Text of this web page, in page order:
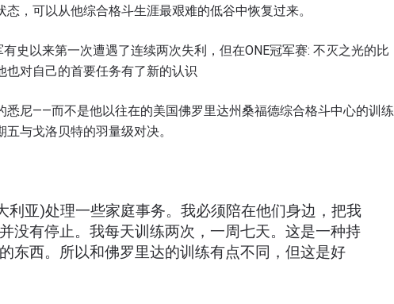
态，可以从他综合格斗生涯最艰难的低谷中恢复过来。
史以来第一次遭遇了连续两次失利，但在ONE冠军赛: 不灭之光的比
也对自己的首要任务有了新的认识
悉尼——而不是他以往在的美国佛罗里达州桑福德综合格斗中心的训练
与戈洛贝特的羽量级对决。
利亚)处理一些家庭事务。我必须陪在他们身边，把我
没有停止。我每天训练两次，一周七天。这是一种持
东西。所以和佛罗里达的训练有点不同，但这是好